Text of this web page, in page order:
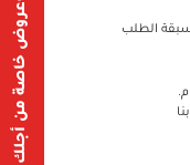
الطلب
عروض خاصة من أجلك